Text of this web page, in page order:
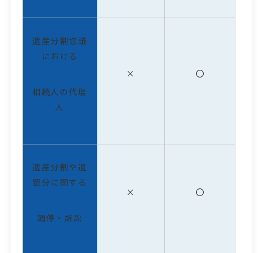
遺産分割協議
における
相続人の代理
人
× 〇
遺産分割や遺
留分に関する
調停・訴訟
× 〇